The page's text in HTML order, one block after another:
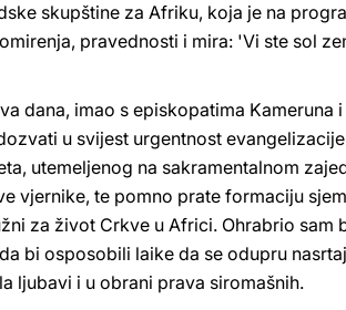
skupštine za Afriku, koja je na
pravednosti i mira: 'Vi ste sol
dana, imao s episkopatima Kameruna
u svijest urgentnost
utemeljenog na sakramentalnom
vjernike, te pomno prate formaciju
za život Crkve u Africi. Ohrabrio
bi osposobili laike da se odupru
ljubavi i u obrani prava siromašnih.